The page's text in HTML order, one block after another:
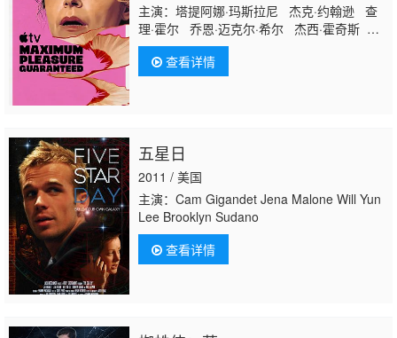
主演：塔提阿娜·玛斯拉尼 杰克·约翰逊 查
理·霍尔 乔恩·迈克尔·希尔 杰西·霍奇斯
Jianna Platon Nola Wallace Kiarra
Hamagami Goldberg Jeena Platon 詹妮弗
·费林 塔拉·萨莫斯 Remy Auberjonois
查看详情
五星日
2011 / 美国
主演：Cam Gigandet Jena Malone Will Yun
Lee Brooklyn Sudano
查看详情